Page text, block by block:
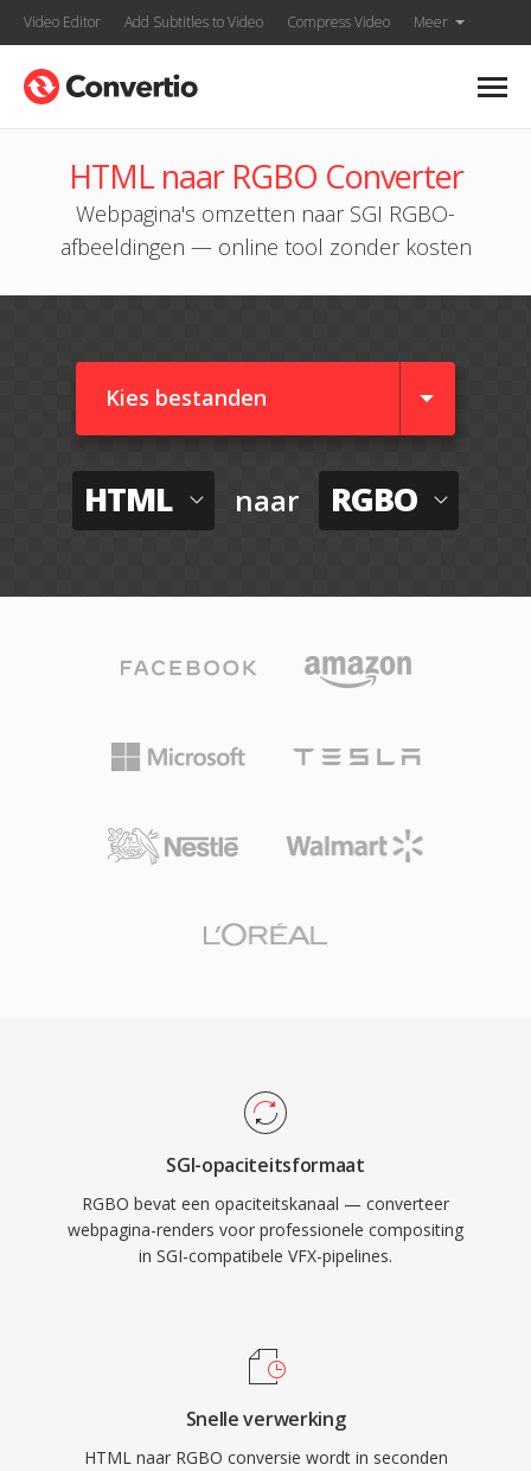
Video Editor Add Subtitles to Video Compress Video Meer
HTML naar RGBO Converter
Webpagina's omzetten naar SGI RGBO-
afbeeldingen — online tool zonder kosten
Kies bestanden
HTML naar RGBO
SGI-opaciteitsformaat
RGBO bevat een opaciteitskanaal — converteer
webpagina-renders voor professionele compositing
in SGI-compatibele VFX-pipelines.
Snelle verwerking
HTML naar RGBO conversie wordt in seconden